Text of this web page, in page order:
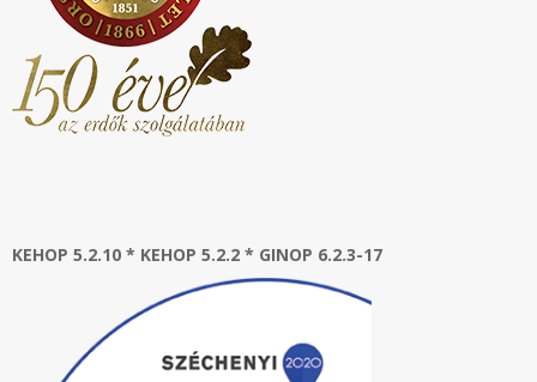
KEHOP 5.2.10 * KEHOP 5.2.2 * GINOP 6.2.3-17